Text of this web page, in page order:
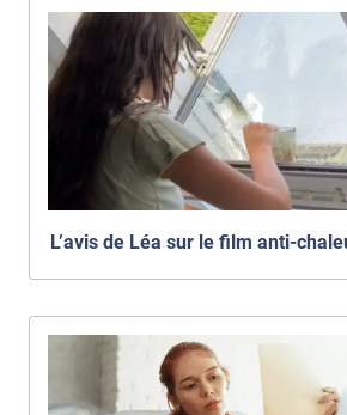
L’avis de Léa sur le film anti-